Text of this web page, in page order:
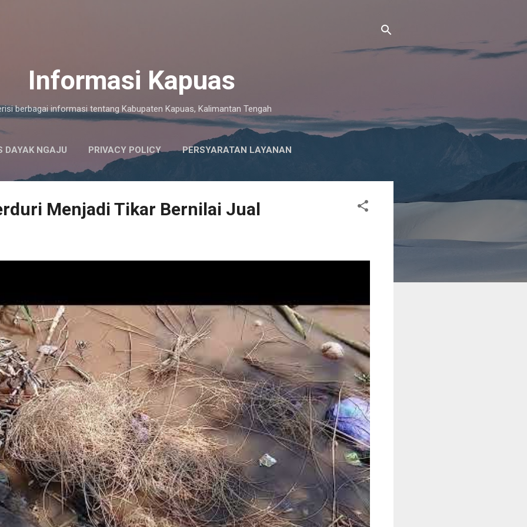
Informasi Kapuas
berbagai informasi tentang Kabupaten Kapuas, Kalimantan Tengah
DAYAK NGAJU PRIVACY POLICY PERSYARATAN LAYANAN
Menjadi Tikar Bernilai Jual